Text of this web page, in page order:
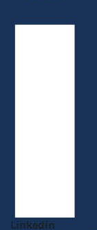
Linkedin